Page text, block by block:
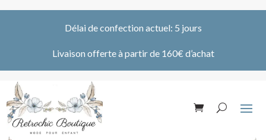
Délai de confection actuel: 5 jours
Livaison offerte à partir de 160€ d’achat